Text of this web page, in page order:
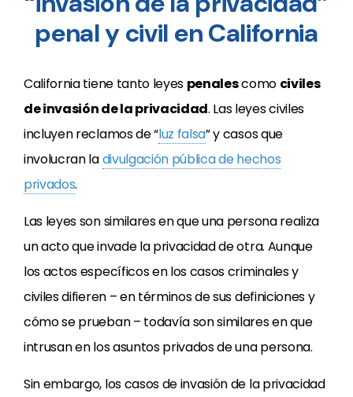
penal y civil en California
California tiene tanto leyes penalescomo civiles
de invasión de la privacidad. Las leyes civiles
incluyen reclamos de “luz falsa” y casos que
involucran ladivulgación pública de hechos
privados.
Las leyes son similares en que una persona realiza
un acto que invade la privacidad de otra. Aunque
los actos específicos en los casos criminales y
civiles difieren – en términos de sus definiciones y
cómo se prueban – todavía son similares en que
intrusan en los asuntos privados de una persona.
Sin embargo, los casos de invasión de la privacidad